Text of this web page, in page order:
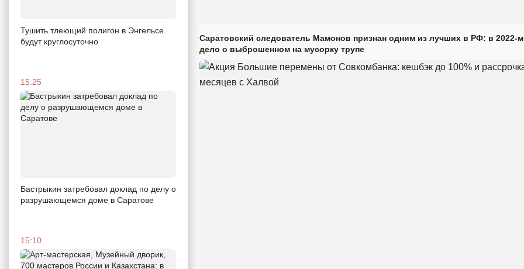
Тушить тлеющий полигон в Энгельсе
будут круглосуточно
15:25
Бастрыкин затребовал доклад по делу о
разрушающемся доме в Саратове
15:10
Саратовский следователь Мамонов признан одним из лучших в РФ: в 2022-
дело о выброшенном на мусорку трупе